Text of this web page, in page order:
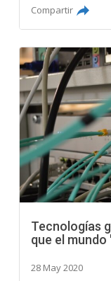
Compartir
Tecnologías
que el mundo
28 May 2020